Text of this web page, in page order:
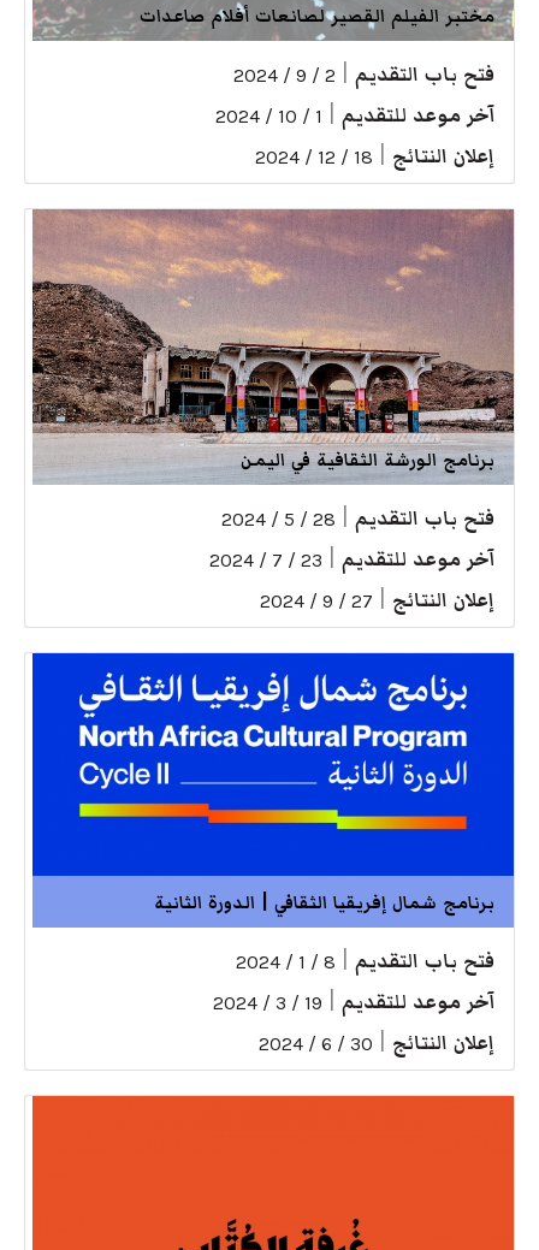
مختبر الفيلم القصير لصانعات أفلام صاعدات
فتح باب التقديم 2 / 9 / 2024
آخر موعد للتقديم 1 / 10 / 2024
إعلان النتائج 18 / 12 / 2024
برنامج الورشة الثقافية في اليمن
فتح باب التقديم 28 / 5 / 2024
آخر موعد للتقديم 23 / 7 / 2024
إعلان النتائج 27 / 9 / 2024
برنامج شمال إفريقيا الثقافي | الدورة الثانية
فتح باب التقديم 8 / 1 / 2024
آخر موعد للتقديم 19 / 3 / 2024
إعلان النتائج 30 / 6 / 2024